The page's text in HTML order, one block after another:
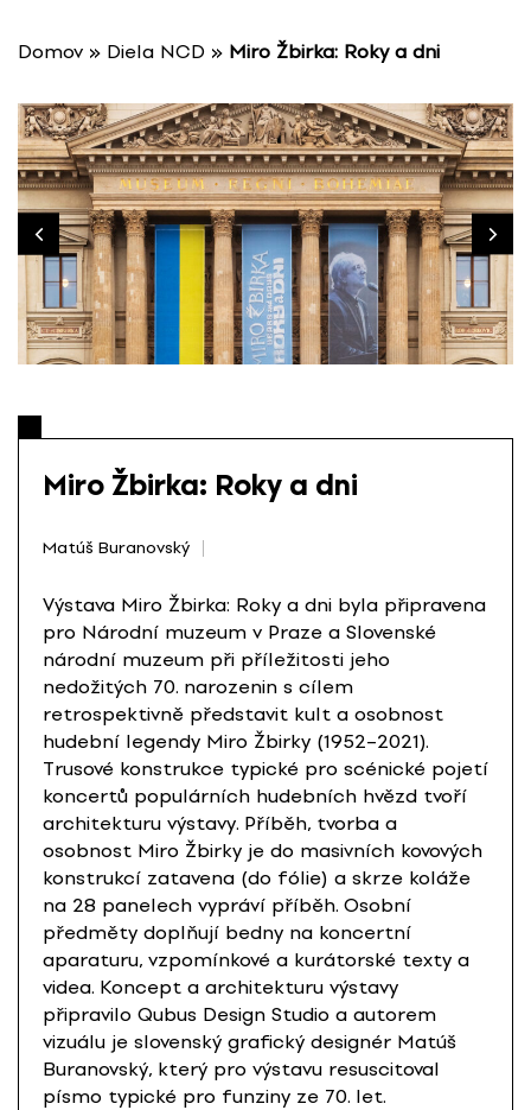
Domov » Diela NCD » Miro Žbirka: Roky a dni
Miro Žbirka: Roky a dni
Matúš Buranovský
Výstava Miro Žbirka: Roky a dni byla připravena
pro Národní muzeum v Praze a Slovenské
národní muzeum při příležitosti jeho
nedožitých 70. narozenin s cílem
retrospektivně představit kult a osobnost
hudební legendy Miro Žbirky (1952–2021).
Trusové konstrukce typické pro scénické pojetí
koncertů populárních hudebních hvězd tvoří
architekturu výstavy. Příběh, tvorba a
osobnost Miro Žbirky je do masivních kovových
konstrukcí zatavena (do fólie) a skrze koláže
na 28 panelech vypráví příběh. Osobní
předměty doplňují bedny na koncertní
aparaturu, vzpomínkové a kurátorské texty a
videa. Koncept a architekturu výstavy
připravilo Qubus Design Studio a autorem
vizuálu je slovenský grafický designér Matúš
Buranovský, který pro výstavu resuscitoval
písmo typické pro funziny ze 70. let.